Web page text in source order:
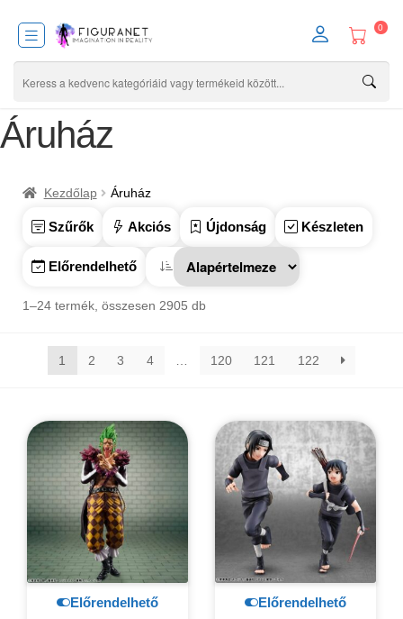
0
Áruház
Kezdőlap Áruház
Szűrők Akciós Újdonság Készleten
Előrendelhető
1–24 termék, összesen 2905 db
1 2 3 4 120 121 122
Előrendelhető
Előrendelhető